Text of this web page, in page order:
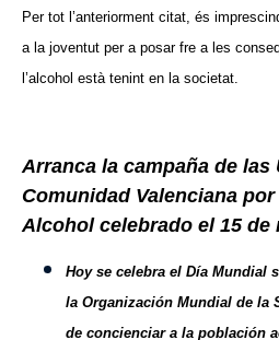
Per tot l’anteriorment citat, és
a la joventut per a posar fre a les
l’alcohol està tenint en la societat.
Arranca la campaña de las
Comunidad Valenciana
Alcohol celebrado el 15 de
Hoy se celebra el Día Mundial
la Organización Mundial de la
de concienciar a la población